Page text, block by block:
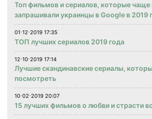
Топ фильмов и сериалов, которые чаще
запрашивали украинцы в Google в 2019
01⋅12⋅2019 17:35
ТОП лучших сериалов 2019 года
12⋅10⋅2019 17:14
Лучшие скандинавские сериалы,
посмотреть
10⋅02⋅2019 20:07
15 лучших фильмов о любви и страсти